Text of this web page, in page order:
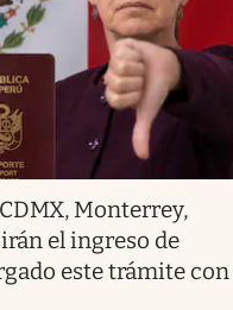
Monterrey,
el ingreso de
este trámite con